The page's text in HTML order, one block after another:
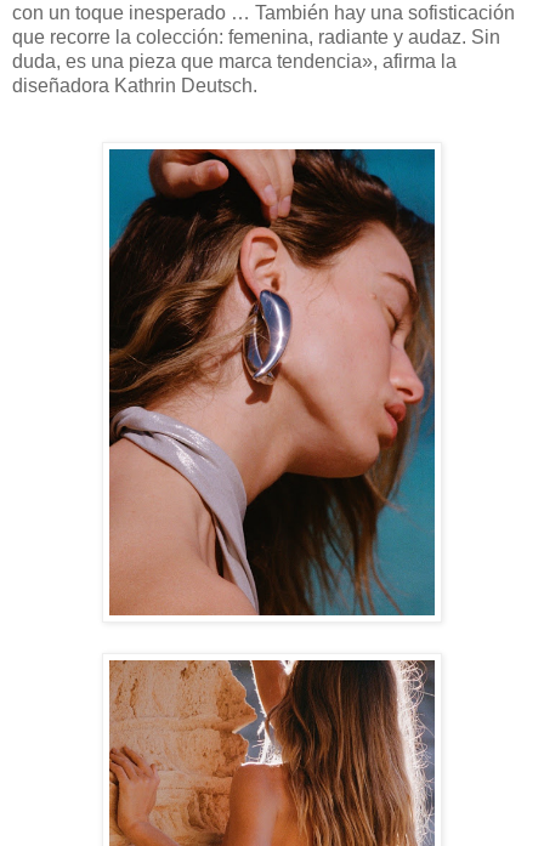
con un toque inesperado … También hay una sofisticación
que recorre la colección: femenina, radiante y audaz. Sin
duda, es una pieza que marca tendencia», afirma la
diseñadora Kathrin Deutsch.